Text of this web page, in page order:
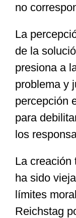
no
La
de la
presiona a
problema y
percepción
para
los
La creación
ha sido
límites
Reichstag